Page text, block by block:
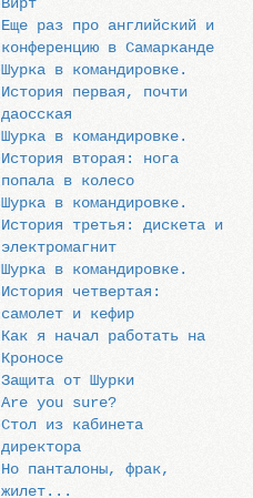
Еще раз про английский и
конференцию в Самарканде
Шурка в командировке.
История первая, почти
даосская
Шурка в командировке.
История вторая: нога
попала в колесо
Шурка в командировке.
История третья: дискета и
электромагнит
Шурка в командировке.
История четвертая:
самолет и кефир
Как я начал работать на
Кроносе
Защита от Шурки
Are you sure?
Стол из кабинета
директора
Но панталоны, фрак,
жилет...